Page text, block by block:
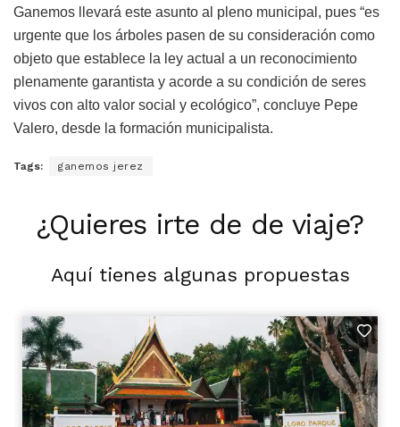
Ganemos llevará este asunto al pleno municipal, pues “es
urgente que los árboles pasen de su consideración como
objeto que establece la ley actual a un reconocimiento
plenamente garantista y acorde a su condición de seres
vivos con alto valor social y ecológico”, concluye Pepe
Valero, desde la formación municipalista.
Tags: ganemos jerez
¿Quieres irte de de viaje?
Aquí tienes algunas propuestas